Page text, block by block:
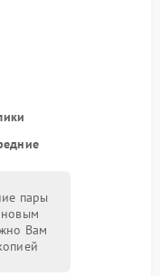
пары
новым
Вам